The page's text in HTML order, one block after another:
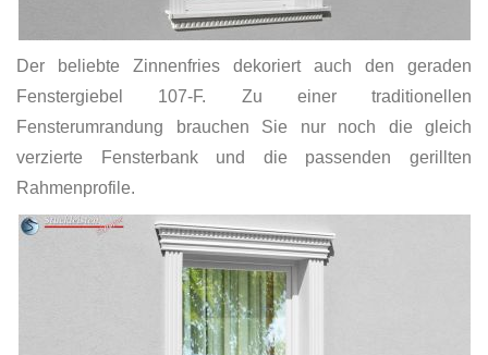
Der beliebte Zinnenfries dekoriert auch den geraden
Fenstergiebel 107-F. Zu einer traditionellen
Fensterumrandung brauchen Sie nur noch die gleich
verzierte Fensterbank und die passenden gerillten
Rahmenprofile.